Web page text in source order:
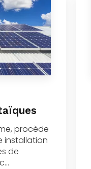
procède
installation
de